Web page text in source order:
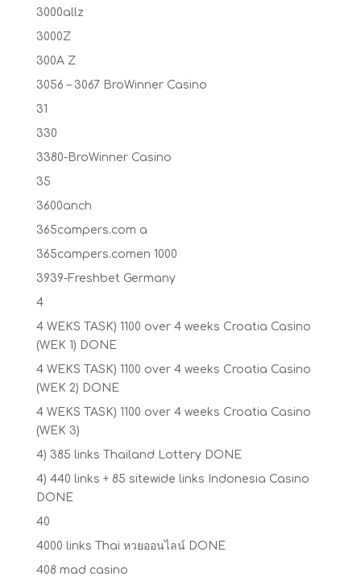
3000allz
3000Z
300A Z
3056 – 3067 BroWinner Casino
31
330
3380-BroWinner Casino
35
3600anch
365campers.com a
365campers.comen 1000
3939-Freshbet Germany
4
4 WEKS TASK) 1100 over 4 weeks Croatia Casino
(WEK 1) DONE
4 WEKS TASK) 1100 over 4 weeks Croatia Casino
(WEK 2) DONE
4 WEKS TASK) 1100 over 4 weeks Croatia Casino
(WEK 3)
4) 385 links Thailand Lottery DONE
4) 440 links + 85 sitewide links Indonesia Casino
DONE
40
4000 links Thai หวยออนไลน์ DONE
408 mad casino